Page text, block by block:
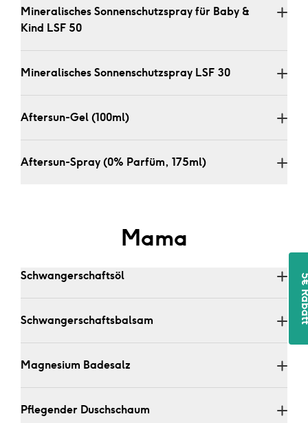
Mineralisches Sonnenschutzspray für Baby &
Aftersun-Gel (100ml)
Aftersun-Spray (0% Parfüm, 175ml)
Mama
Schwangerschaftsöl
Schwangerschaftsbalsam
Magnesium Badesalz
Pflegender Duschschaum
Melde dich an und erhalte €5
Rabatt auf deine erste
Erwachsene